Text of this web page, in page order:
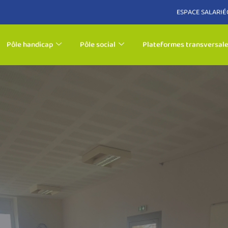
ESPACE SALARIÉ
Pôle handicap Pôle social Plateformes